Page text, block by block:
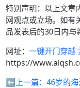
特别声明：以上文章
网观点或立场。如有
品发表后的30日内与
网址： 一键开门穿越
https://
⬅️上一篇： 46岁的